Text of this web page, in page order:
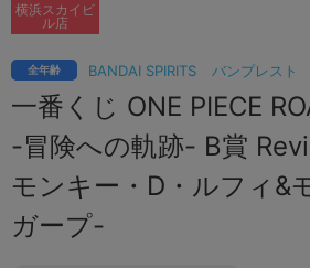
BANDAI SPIRITS バンプレスト
全年齢
一番くじ ONE PIECE
-冒険への軌跡- B賞
モンキー・D・ルフィ&
ガープ-
横浜スカイビ
ル店